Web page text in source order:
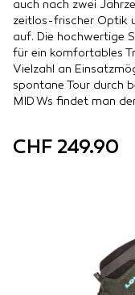
auch nach zwei
zeitlos-frischer Optik
auf. Die hochwertige
für ein komfortables
Vielzahl an
spontane Tour durch
MID Ws findet man
CHF 249.90